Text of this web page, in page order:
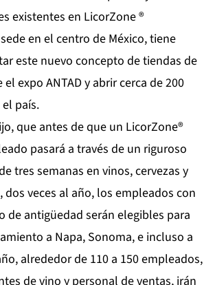
existentes en LicorZone ®
en el centro de México, tiene
este nuevo concepto de tiendas de
expo ANTAD y abrir cerca de 200
país.
que antes de que un LicorZone®
pasará a través de un riguroso
tres semanas en vinos, cervezas y
dos veces al año, los empleados con
de antigüedad serán elegibles para
a Napa, Sonoma, e incluso a
alrededor de 110 a 150 empleados,
de vino y personal de ventas, irán